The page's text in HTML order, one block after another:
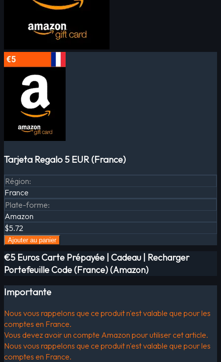
Tarjeta Regalo 5 EUR (France)
Région:
France
Plate-forme:
Amazon
$5.72
Ajouter au panier
€5 Euros Carte Prépayée | Cadeau | Recharger
Portefeuille Code (France) (Amazon)
Importante
Nous vous rappelons que ce produit n'est valable que pour les
comptes en France.
Vous devez avoir un compte Amazon pour utiliser cet article.
Nous vous rappelons que ce produit n'est valable que pour les
comptes en France.